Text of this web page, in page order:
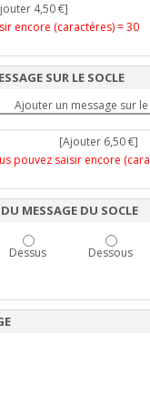
4,50 €]
encore (caractéres) =30
SUR LE SOCLE
Ajouter un message sur
[Ajouter 6,50 €]
pouvez saisir encore
MESSAGE DU SOCLE
Dessus Dessous